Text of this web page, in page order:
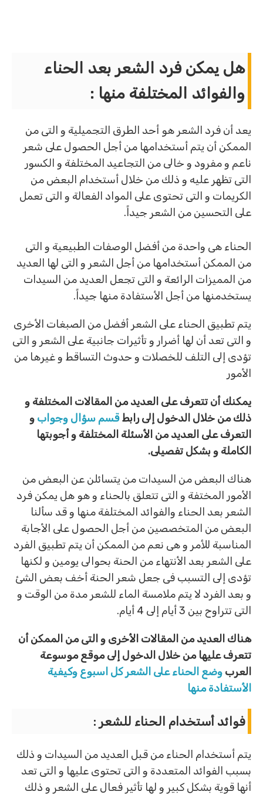
هل يمكن فرد الشعر بعد الحناء
والفوائد المختلفة منها :
يعد أن فرد الشعر هو أحد الطرق التجميلية و التى من
الممكن أن يتم أستخدامها من أجل الحصول على شعر
ناعم و مفرود و خالى من التجاعيد المختلفة و الكسور
التى تظهر عليه و ذلك من خلال أستخدام البعض من
الكريمات و التى تحتوى على المواد الفعالة و التى تعمل
على التحسين من الشعر جيداً.
الحناء هى واحدة من أفضل الوصفات الطبيعية و التى
من الممكن أستخدامها من أجل الشعر و التى لها العديد
من المميزات الرائعة و التى تجعل العديد من السيدات
يستخدمنها من أجل الأستفادة منها جيداً.
يتم تطبيق الحناء على الشعر أفضل من الصبغات الأخرى
و التى تعد أن لها أضرار و تأثيرات جانبية على الشعر و التى
تؤدى إلى التلف للخصلات و حدوث التساقط و غيرها من
الأمور
يمكنك أن تتعرف على العديد من المقالات المختلفة و
ذلك من خلال الدخول إلى رابطقسم سؤال وجواب و
التعرف على العديد من الأسئلة المختلفة و أجوبتها
الكاملة و بشكل تفصيلى.
هناك البعض من السيدات من يتسائلن عن البعض من
الأمور المختفة و التى تتعلق بالحناء و هو هل يمكن فرد
الشعر بعد الحناء والفوائد المختلفة منها و قد سألنا
البعض من المتخصصين من أجل الحصول على الأجابة
المناسبة للأمر و هى نعم من الممكن أن يتم تطبيق الفرد
على الشعر بعد الأنتهاء من الحنة بحوالى يومين و لكنها
تؤدى إلى التسبب فى جعل شعر الحنة أخف بعض الشئ
و بعد الفرد لا يتم ملامسة الماء للشعر مدة من الوقت و
التى تتراوح بين 3 أيام إلى 4 أيام.
هناك العديد من المقالات الأخرى و التى من الممكن أن
تتعرف عليها من خلال الدخول إلى موقع موسوعة
العرب وضع الحناء على الشعر كل اسبوع وكيفية
الأستفادة منها
فوائد أستخدام الحناء للشعر :
يتم أستخدام الحناء من قبل العديد من السيدات و ذلك
بسبب الفوائد المتعددة و التى تحتوى عليها و التى تعد
أنها قوية بشكل كبير و لها تأثير فعال على الشعر و ذلك